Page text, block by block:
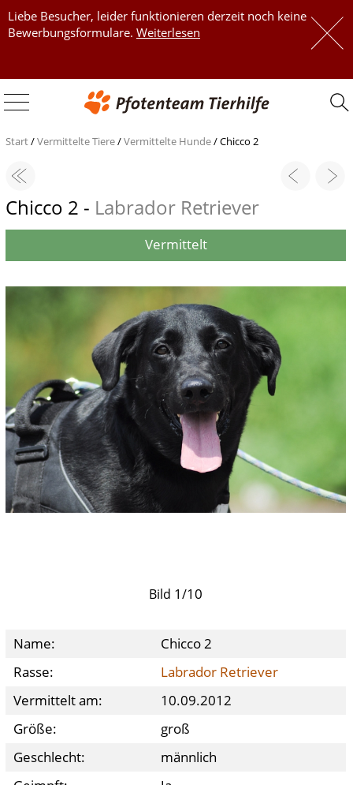
Liebe Besucher, leider funktionieren derzeit noch keine
Bewerbungsformulare. Weiterlesen
Start/Vermittelte Tiere/Vermittelte Hunde/Chicco 2
Chicco 2 - Labrador Retriever
Vermittelt
Bild 1/10
Name:
Chicco 2
Rasse:
Labrador Retriever
Vermittelt am:
10.09.2012
Größe:
groß
Geschlecht:
männlich